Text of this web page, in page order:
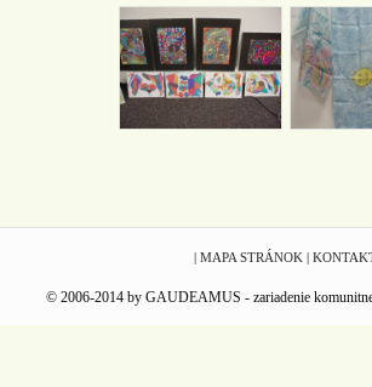
| MAPA STRÁNOK |
© 2006-2014 by GAUDEAMUS - zariadenie